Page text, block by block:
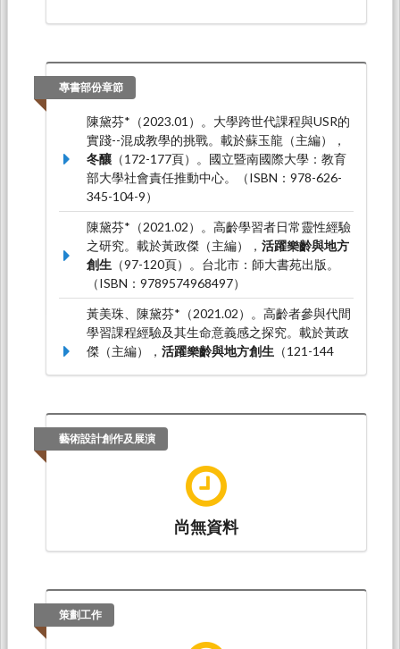
專書部份章節
陳黛芬*（2023.01）。大學跨世代課程與USR的
實踐--混成教學的挑戰。載於蘇玉龍（主編），
冬釀 （172-177頁）。國立暨南國際大學：教育
部大學社會責任推動中心。（ISBN：978-626-
345-104-9）
陳黛芬*（2021.02）。高齡學習者日常靈性經驗
之研究。載於黃政傑（主編）， 活躍樂齡與地方
創生 （97-120頁）。台北市：師大書苑出版。
（ISBN：9789574968497）
黃美珠、陳黛芬*（2021.02）。高齡者參與代間
學習課程經驗及其生命意義感之探究。載於黃政
傑（主編）， 活躍樂齡與地方創生 （121-144
藝術設計創作及展演
尚無資料
策劃工作